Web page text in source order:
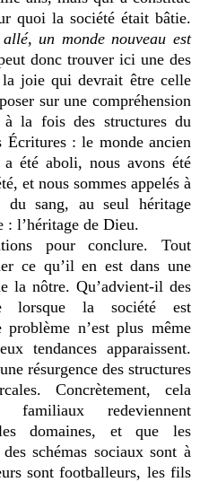
quoi la société était bâtie.
un monde nouveau est
donc trouver ici une des
la joie qui devrait être celle
sur une compréhension
la fois des structures du
Écritures : le monde ancien
été aboli, nous avons été
et nous sommes appelés à
sang, au seul héritage
: l’héritage de Dieu.
pour conclure. Tout
ce qu’il en est dans une
la nôtre. Qu’advient-il des
lorsque la société est
n’est plus même
tendances apparaissent.
résurgence des structures
Concrètement, cela
redeviennent
domaines, et que les
schémas sociaux sont à
sont footballeurs, les fils